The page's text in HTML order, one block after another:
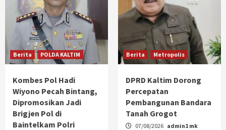
Berita POLDA KALTIM
Kombes Pol Hadi
Wiyono Pecah Bintang,
Dipromosikan Jadi
Brigjen Pol di
Baintelkam Polri
Berita Metropolis
DPRD Kaltim Dorong
Percepatan
Pembangunan Bandara
Tanah Grogot
07/08/2026 admin1 mk